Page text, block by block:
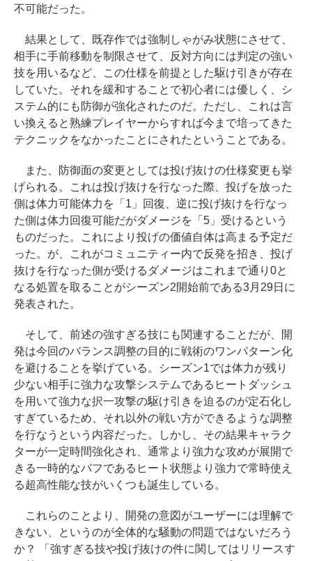
不可能だった。
結果として、既存作では強制しゃがみ状態にさせて、
相手に手前移動を制限させて、反対方向には判定の強い
技を用いるなど、この仕様を前提とした駆け引きが存在
していた。それを緩和することで初心者には優しく、シ
ステム的にも防御が強化されたのだ。ただし、これは言
い換えると熟練プレイヤーからすれば今まで培ってきた
テクニックをなかったことにされたということである。
また、防御面の変更としては投げ抜けの仕様変更も挙
げられる。これは投げ抜けを行なった際、投げを放った
側は体力可能体力を「1」回復、逆に投げ抜けを行なっ
た側は体力回復可能だがダメージを「5」受けるという
ものだった。これにより投げの価値自体は高まる予定だ
った。が、これがコミュニティー内で反発を招き、投げ
抜けを行なった側が受けるダメージはこれまで通り0と
なる処置を取ることがシーズン2開始前である3月29日に
発表された。
そして、前述の強すぎる技にも関連することだが、開
発は今回のバランス調整の目的に戦術のワンパターン化
を避けることを挙げている。シーズン1では体力が残り
少ない相手に強力な攻撃システムであるヒートダッシュ
を用いて強力な択一攻撃の駆け引きを迫るのが定石化し
すぎているため、それ以外の戦い方ができるような調整
を行なうという内容だった。しかし、その結果キャラク
ターが一定時間強化され、通常より強力な攻めが展開で
きる一時的なバフであるヒート状態より強力で常時使え
る超高性能な技がいくつも誕生している。
これらのことより、開発の意図がユーザーには理解で
きない、というのが全体的な騒動の問題ではないだろう
か？ 「強すぎる技や投げ抜けの件に関してはリリースす